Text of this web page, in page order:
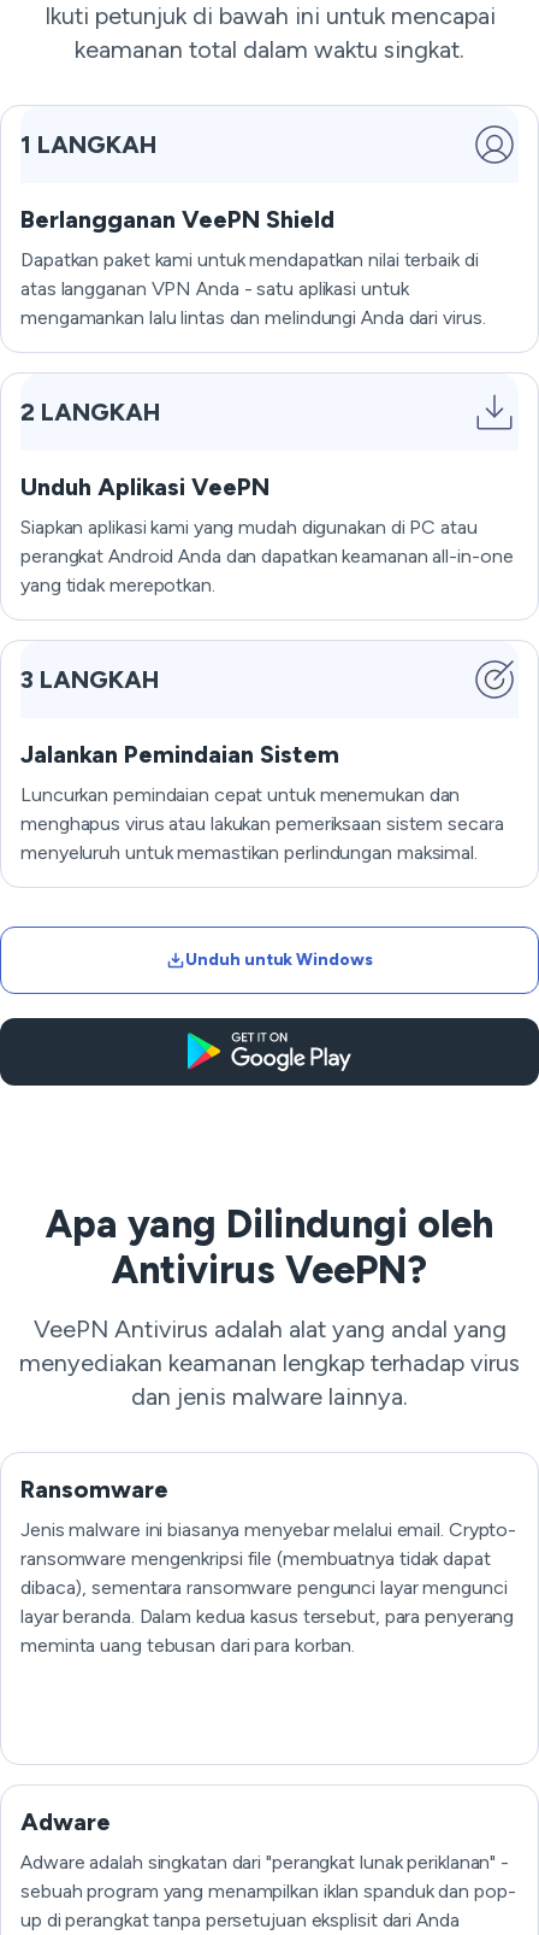
Ikuti petunjuk di bawah ini untuk mencapai
keamanan total dalam waktu singkat.
1 LANGKAH
Berlangganan VeePN Shield
Dapatkan paket kami untuk mendapatkan nilai terbaik di
atas langganan VPN Anda - satu aplikasi untuk
mengamankan lalu lintas dan melindungi Anda dari virus.
2 LANGKAH
Unduh Aplikasi VeePN
Siapkan aplikasi kami yang mudah digunakan di PC atau
perangkat Android Anda dan dapatkan keamanan all-in-one
yang tidak merepotkan.
3 LANGKAH
Jalankan Pemindaian Sistem
Luncurkan pemindaian cepat untuk menemukan dan
menghapus virus atau lakukan pemeriksaan sistem secara
menyeluruh untuk memastikan perlindungan maksimal.
Unduh untuk Windows
Apa yang Dilindungi oleh
Antivirus VeePN?
VeePN Antivirus adalah alat yang andal yang
menyediakan keamanan lengkap terhadap virus
dan jenis malware lainnya.
Ransomware
Jenis malware ini biasanya menyebar melalui email. Crypto-
ransomware mengenkripsi file (membuatnya tidak dapat
dibaca), sementara ransomware pengunci layar mengunci
layar beranda. Dalam kedua kasus tersebut, para penyerang
meminta uang tebusan dari para korban.
Adware
Adware adalah singkatan dari "perangkat lunak periklanan" -
sebuah program yang menampilkan iklan spanduk dan pop-
up di perangkat tanpa persetujuan eksplisit dari Anda